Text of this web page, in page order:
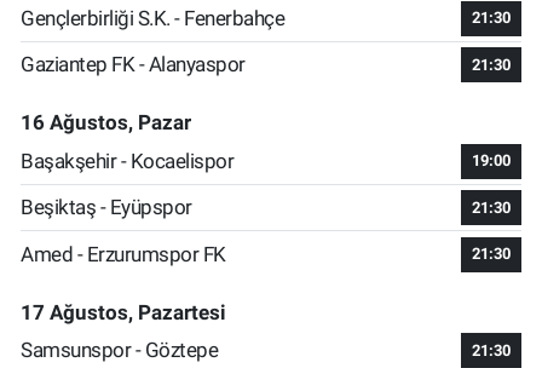
Gençlerbirliği S.K. - Fenerbahçe 21:30
Gaziantep FK - Alanyaspor 21:30
16 Ağustos, Pazar
Başakşehir - Kocaelispor
19:00
Beşiktaş - Eyüpspor 21:30
Amed - Erzurumspor FK 21:30
17 Ağustos, Pazartesi
Samsunspor - Göztepe
21:30